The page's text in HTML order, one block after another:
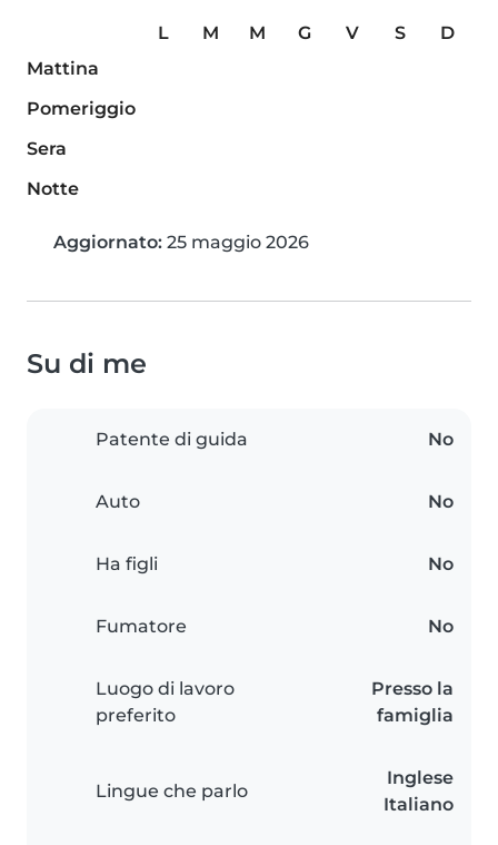
L M M G V S
D
Mattina
Pomeriggio
Sera
Notte
Aggiornato: 25 maggio 2026
Su di me
Patente di guida No
Auto No
Ha figli No
Fumatore No
Luogo di lavoro
preferito
Presso la
famiglia
Lingue che parlo
Inglese
Italiano